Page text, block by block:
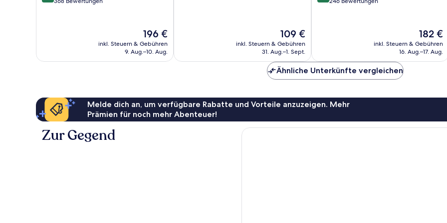
Der
Preis
beträgt
196 €
inkl. Steuern & Gebühren
9. Aug.–10. Aug.
Der
Preis
beträgt
109 €
inkl. Steuern & Gebühren
31. Aug.–1. Sept.
Der
Preis
beträgt
182 €
inkl. Steuern & Gebühren
16. Aug.–17. Aug.
Ähnliche Unterkünfte vergleichen
Melde dich an, um verfügbare Rabatte und Vorteile anzuzeigen. Mehr
Prämien für noch mehr Abenteuer!
Zur Gegend